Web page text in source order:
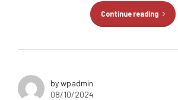
Continue reading
by wpadmin
08/10/2024